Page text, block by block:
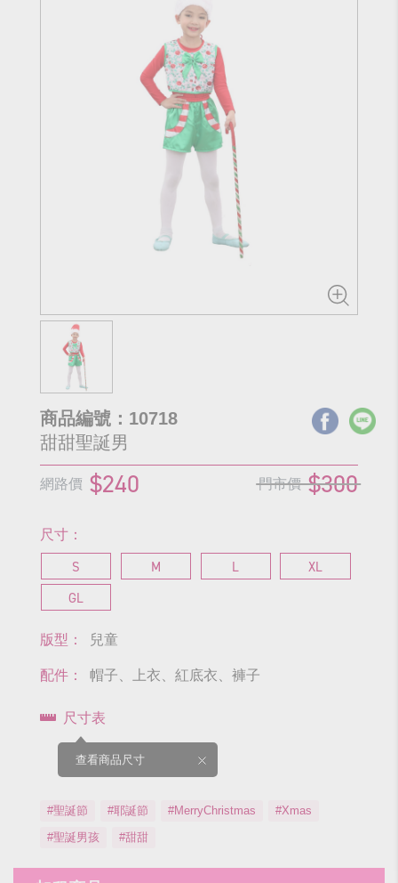
商品編號：10718
甜甜聖誕男
網路價 $240 門市價 $300
尺寸：
S M L
XL
GL
版型： 兒童
配件： 帽子、上衣、紅底衣、褲子
尺寸表
查看商品尺寸
#聖誕節 #耶誕節 #MerryChristmas
#Xmas
#聖誕男孩
#甜甜